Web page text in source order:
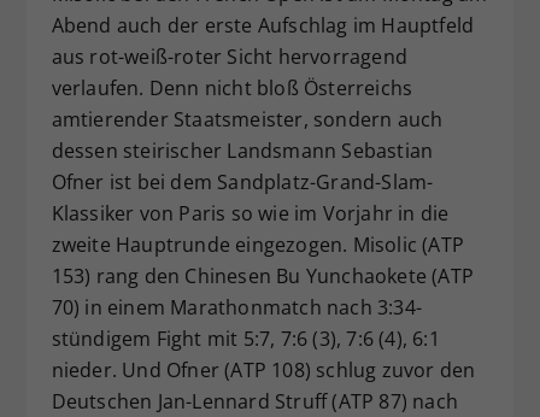
Abend auch der erste Aufschlag im Hauptfeld
aus rot-weiß-roter Sicht hervorragend
verlaufen. Denn nicht bloß Österreichs
amtierender Staatsmeister, sondern auch
dessen steirischer Landsmann Sebastian
Ofner ist bei dem Sandplatz-Grand-Slam-
Klassiker von Paris so wie im Vorjahr in die
zweite Hauptrunde eingezogen. Misolic (ATP
153) rang den Chinesen Bu Yunchaokete (ATP
70) in einem Marathonmatch nach 3:34-
stündigem Fight mit 5:7, 7:6 (3), 7:6 (4), 6:1
nieder. Und Ofner (ATP 108) schlug zuvor den
Deutschen Jan-Lennard Struff (ATP 87) nach
Zweck
Dieser Wert speichert Ihre Consent-
Einstellungen. Unter anderem eine
zufällig generierte ID, für die
historische Speicherung Ihrer
vorgenommen Einstellungen, falls der
Webseiten-Betreiber dies eingestellt
hat.